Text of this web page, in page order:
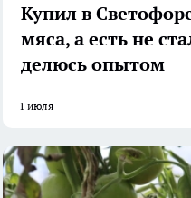
Купил в
мяса, а есть не
делюсь опытом
1 июля